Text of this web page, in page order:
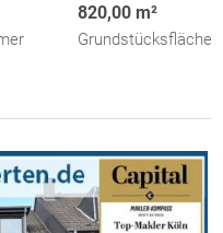
820,00 m²
Grundstücksfläche